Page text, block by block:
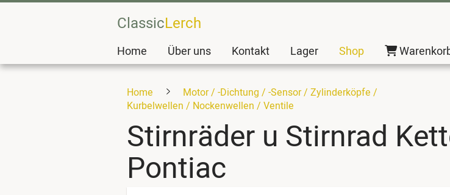
ClassicLerch
Home Über uns Kontakt Lager Shop
Home
Motor / -Dichtung / -Sensor / Zylinderköpfe /
Kurbelwellen / Nockenwellen / Ventile
Stirnräder u Stirnrad
Pontiac